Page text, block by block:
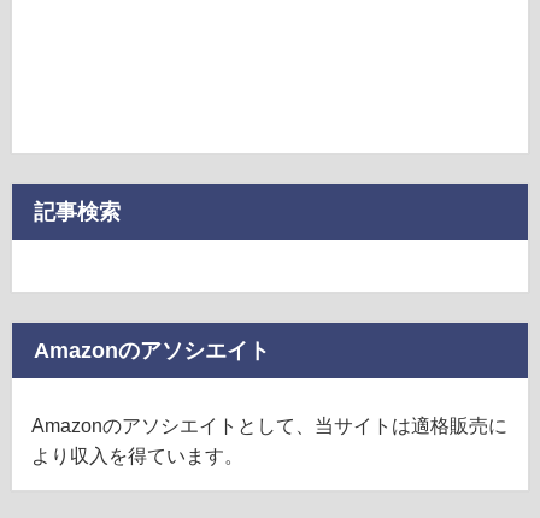
記事検索
Amazonのアソシエイト
Amazonのアソシエイトとして、当サイトは適格販売に
より収入を得ています。